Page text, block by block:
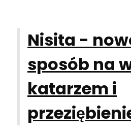
Nisita -
sposób na
katarzem i